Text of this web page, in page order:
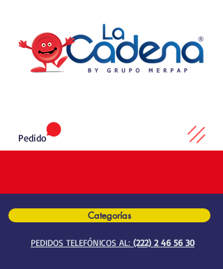
Categorías
PEDIDOS TELEFÓNICOS AL: (222) 2 46 56 30
Pedido